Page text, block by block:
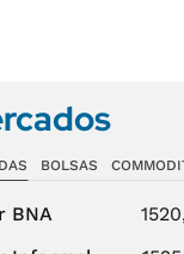
BOLSAS
BNA